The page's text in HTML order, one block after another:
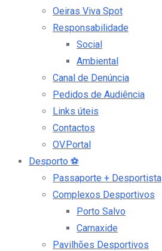
Oeiras Viva Spot
Responsabilidade
Social
Ambiental
Canal de Denúncia
Pedidos de Audiência
Links úteis
Contactos
OV.Portal
Desporto ⚽
Passaporte + Desportista
Complexos Desportivos
Porto Salvo
Carnaxide
Pavilhões Desportivos